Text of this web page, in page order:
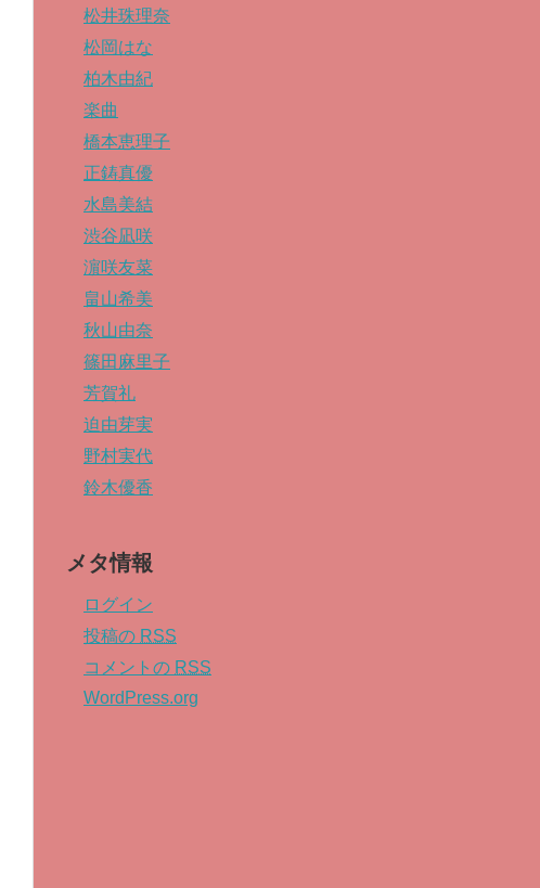
松井珠理奈
松岡はな
柏木由紀
楽曲
橋本恵理子
正鋳真優
水島美結
渋谷凪咲
濵咲友菜
畠山希美
秋山由奈
篠田麻里子
芳賀礼
迫由芽実
野村実代
鈴木優香
メタ情報
ログイン
投稿の RSS
コメントの RSS
WordPress.org